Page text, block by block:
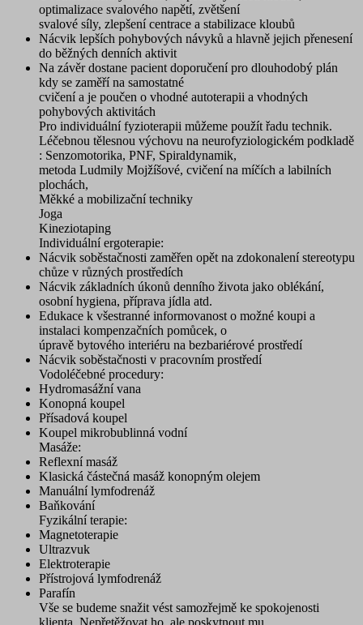
optimalizace svalového napětí, zvětšení
svalové síly, zlepšení centrace a stabilizace kloubů
Nácvik lepších pohybových návyků a hlavně jejich přenesení
do běžných denních aktivit
Na závěr dostane pacient doporučení pro dlouhodobý plán
kdy se zaměří na samostatné
cvičení a je poučen o vhodné autoterapii a vhodných
pohybových aktivitách
Pro individuální fyzioterapii můžeme použít řadu technik.
Léčebnou tělesnou výchovu na neurofyziologickém podkladě
: Senzomotorika, PNF, Spiraldynamik,
metoda Ludmily Mojžíšové, cvičení na míčích a labilních
plochách,
Měkké a mobilizační techniky
Joga
Kineziotaping
Individuální ergoterapie:
Nácvik soběstačnosti zaměřen opět na zdokonalení stereotypu
chůze v různých prostředích
Nácvik základních úkonů denního života jako oblékání,
osobní hygiena, příprava jídla atd.
Edukace k všestranné informovanost o možné koupi a
instalaci kompenzačních pomůcek, o
úpravě bytového interiéru na bezbariérové prostředí
Nácvik soběstačnosti v pracovním prostředí
Vodoléčebné procedury:
Hydromasážní vana
Konopná koupel
Přísadová koupel
Koupel mikrobublinná vodní
Masáže:
Reflexní masáž
Klasická částečná masáž konopným olejem
Manuální lymfodrenáž
Baňkování
Fyzikální terapie:
Magnetoterapie
Ultrazvuk
Elektroterapie
Přístrojová lymfodrenáž
Parafín
Vše se budeme snažit vést samozřejmě ke spokojenosti